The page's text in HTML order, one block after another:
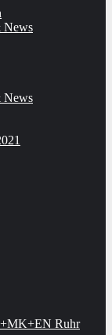
News
News
Ruhr